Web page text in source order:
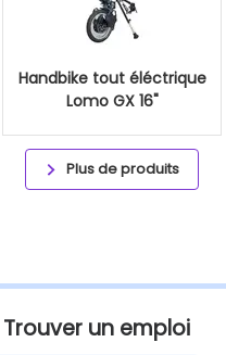
Handbike tout éléctrique
Lomo GX 16"
Plus de produits
Trouver un emploi